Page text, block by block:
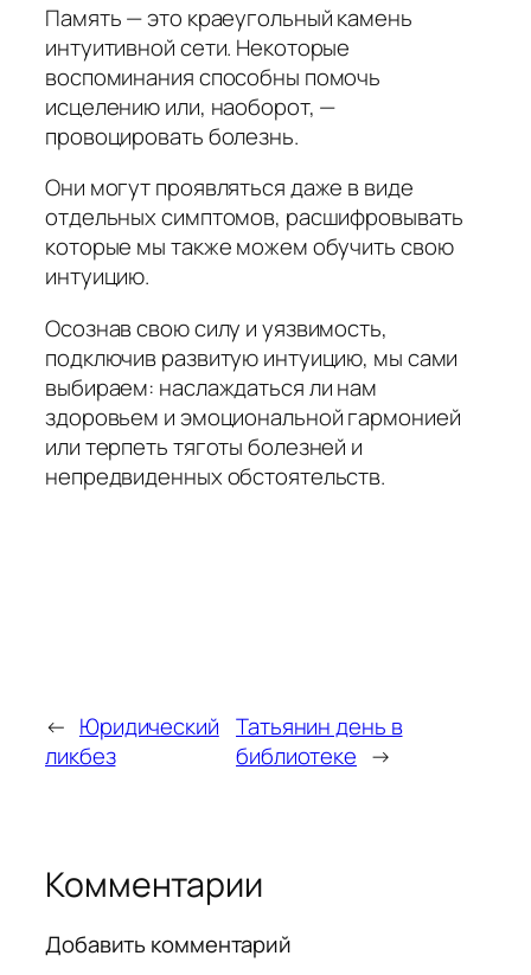
Память — это краеугольный камень
интуитивной сети. Некоторые
воспоминания способны помочь
исцелению или, наоборот, —
провоцировать болезнь.
Они могут проявляться даже в виде
отдельных симптомов, расшифровывать
которые мы также можем обучить свою
интуицию.
Осознав свою силу и уязвимость,
подключив развитую интуицию, мы сами
выбираем: наслаждаться ли нам
здоровьем и эмоциональной гармонией
или терпеть тяготы болезней и
непредвиденных обстоятельств.
← Юридический
ликбез
Татьянин день в
библиотеке →
Комментарии
Добавить комментарий